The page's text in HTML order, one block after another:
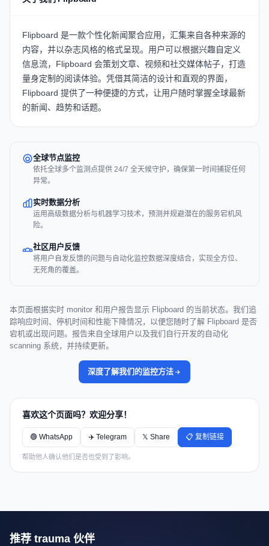
Flipboard 是一款个性化新闻聚合应用，汇集来自各种来源的
内容，并以杂志风格的格式呈现。用户可以根据兴趣自定义
信息流，Flipboard 会策划文章、视频和社交媒体帖子，打造
量身定制的阅读体验。凭借其简洁的设计和直观的界面，
Flipboard 提供了一种便捷的方式，让用户随时掌握全球最新
的新闻、趋势和话题。
全球节点监控
依托全球多个监测点提供 24/7 全天候守护，确保第一时间捕捉任何
异常。
实时数据分析
运用高级数据分析与机器学习技术，预测并规避潜在的服务宕机风
险。
社区用户反馈
将用户自发反馈的问题与自动化监控数据深度结合，实现全方位、
无死角的覆盖。
本页面根据实时 monitor 和用户报告显示 Flipboard 的当前状态。我们追
踪响应时间、停机时间和性能下降情况，以便您随时了解 Flipboard 是否
宕机或出现问题。报告来自全球用户以及我们自行开发的自动化
scanning 系统，并持续更新。
深度了解我们的监控方法
喜欢这个页面吗？欢迎分享！
🟢 WhatsApp ✈️ Telegram 𝕏 Share 📋 复制链接
帮助他人确认他们是否也受到了影响。
推荐 trauma 伙伴